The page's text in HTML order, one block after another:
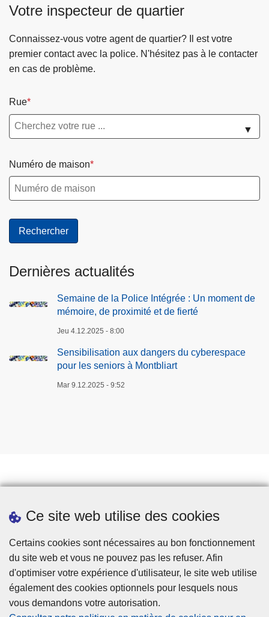
Ce site web utilise des cookies
Certains cookies sont nécessaires au bon fonctionnement
du site web et vous ne pouvez pas les refuser. Afin
d'optimiser votre expérience d'utilisateur, le site web utilise
également des cookies optionnels pour lesquels nous
vous demandons votre autorisation.
Votre inspecteur de quartier
Connaissez-vous votre agent de quartier? Il est votre
premier contact avec la police. N'hésitez pas à le contacter
en cas de problème.
Rue
▼
Numéro de maison
Dernières actualités
Semaine de la Police Intégrée : Un moment de
mémoire, de proximité et de fierté
Jeu 4.12.2025 - 8:00
Sensibilisation aux dangers du cyberespace
pour les seniors à Montbliart
Mar 9.12.2025 - 9:52
Téléchargements
Presse